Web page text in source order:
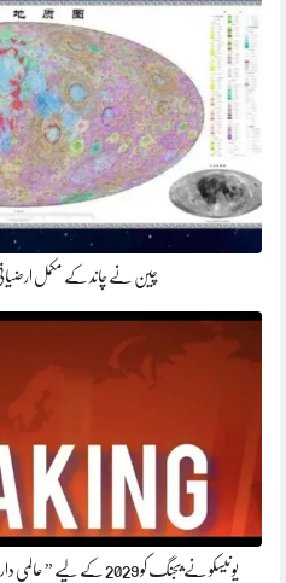
چین نے چاند کے مکمل ارضیاتی
یونیسکو نے بیجنگ کو 2029 کے لیے ” عالمی دارالحکومت برائے تعمیرات” قرار دے…